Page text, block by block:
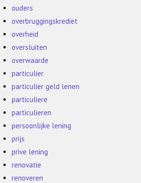
ouders
overbruggingskrediet
overheid
oversluiten
overwaarde
particulier
particulier geld lenen
particuliere
particulieren
persoonlijke lening
prijs
prive lening
renovatie
renoveren